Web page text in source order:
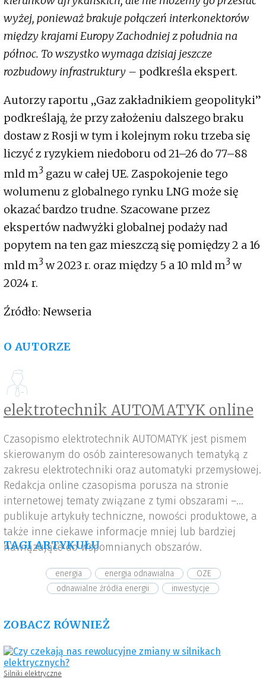
wyżej, ponieważ brakuje połączeń interkonektorów
między krajami Europy Zachodniej z południa na
północ. To wszystko wymaga dzisiaj jeszcze
rozbudowy infrastruktury – podkreśla ekspert.
Autorzy raportu „Gaz zakładnikiem geopolityki”
podkreślają, że przy założeniu dalszego braku
dostaw z Rosji w tym i kolejnym roku trzeba się
liczyć z ryzykiem niedoboru od 21–26 do 77–88
mld m3 gazu w całej UE. Zaspokojenie tego
wolumenu z globalnego rynku LNG może się
okazać bardzo trudne. Szacowane przez
ekspertów nadwyżki globalnej podaży nad
popytem na ten gaz mieszczą się pomiędzy 2 a 16
mld m3 w 2023 r. oraz między 5 a 10 mld m3 w
2024 r.
Źródło: Newseria
O AUTORZE
elektrotechnik AUTOMATYK online
Czasopismo elektrotechnik AUTOMATYK jest pismem
skierowanym do osób zainteresowanych tematyką z
zakresu elektrotechniki oraz automatyki przemysłowej.
Redakcja online czasopisma porusza na stronie
internetowej tematy związane z tymi obszarami –
publikuje artykuły techniczne, nowości produktowe, a
także inne ciekawe informacje mniej lub bardziej
nawiązujące do wspomnianych obszarów.
TAGI ARTYKUŁU
energia energia odnawialna
OZE
odnawialne źródła energii
inwestycje
ZOBACZ RÓWNIEŻ
Silniki elektryczne